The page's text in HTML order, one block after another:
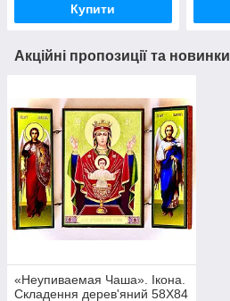
Купити
Акційні пропозиції та новинки
«Неупиваемая Чаша». Ікона.
Складення дерев'яний 58Х84